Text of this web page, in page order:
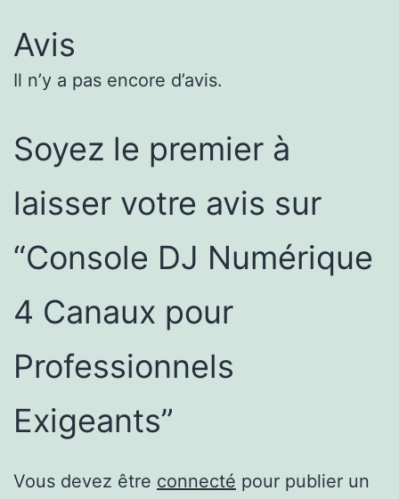
Avis
Il n’y a pas encore d’avis.
Soyez le premier à
laisser votre avis sur
“Console DJ Numérique
4 Canaux pour
Professionnels
Exigeants”
Vous devez être connecté pour publier un